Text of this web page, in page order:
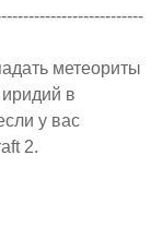
метеориты
в
у вас
2.